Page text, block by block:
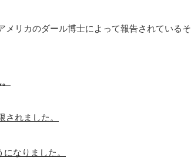
アメリカのダール博士によって報告されているそ
れました。
なりました。